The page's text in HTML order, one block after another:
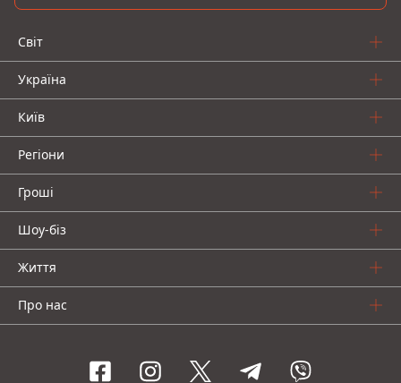
Світ
Україна
Київ
Регіони
Гроші
Шоу-біз
Життя
Про нас